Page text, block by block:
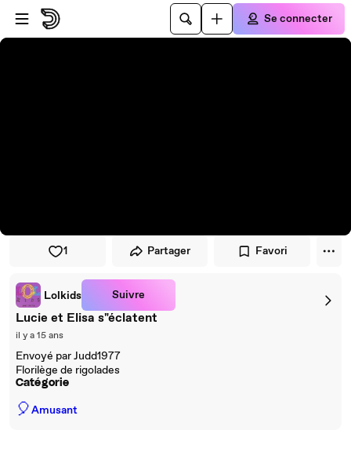
Passer au player
Passer au contenu principal
Se connecter
1 Partager Favori
Lolkids Suivre
Lucie et Elisa s"éclatent
il y a 15 ans
Envoyé par Judd1977
Florilège de rigolades
Catégorie
🎈Amusant